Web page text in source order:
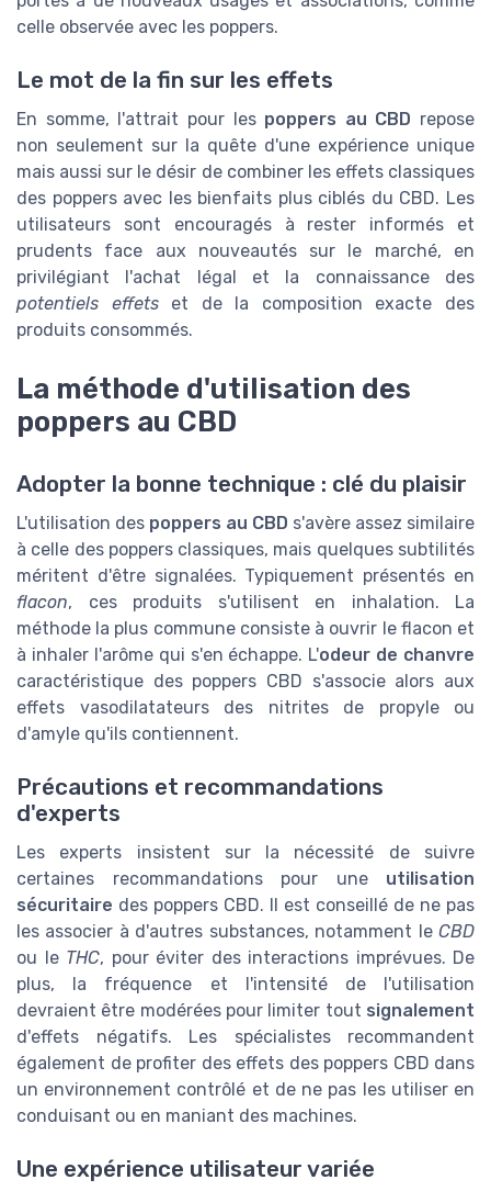
celle observée avec les poppers.
Le mot de la fin sur les effets
En somme, l'attrait pour les poppers au CBD repose
non seulement sur la quête d'une expérience unique
mais aussi sur le désir de combiner les effets classiques
des poppers avec les bienfaits plus ciblés du CBD. Les
utilisateurs sont encouragés à rester informés et
prudents face aux nouveautés sur le marché, en
privilégiant l'achat légal et la connaissance des
potentiels effetset de la composition exacte des
produits consommés.
La méthode d'utilisation des
poppers au CBD
Adopter la bonne technique : clé du plaisir
L'utilisation des poppers au CBD s'avère assez similaire
à celle des poppers classiques, mais quelques subtilités
méritent d'être signalées. Typiquement présentés en
flacon, ces produits s'utilisent en inhalation. La
méthode la plus commune consiste à ouvrir le flacon et
à inhaler l'arôme qui s'en échappe. L'odeur de chanvre
caractéristique des poppers CBD s'associe alors aux
effets vasodilatateurs des nitrites de propyle ou
d'amyle qu'ils contiennent.
Précautions et recommandations
d'experts
Les experts insistent sur la nécessité de suivre
certaines recommandations pour une utilisation
sécuritaire des poppers CBD. Il est conseillé de ne pas
les associer à d'autres substances, notamment le CBD
ou le THC, pour éviter des interactions imprévues. De
plus, la fréquence et l'intensité de l'utilisation
devraient être modérées pour limiter tout signalement
d'effets négatifs. Les spécialistes recommandent
également de profiter des effets des poppers CBD dans
un environnement contrôlé et de ne pas les utiliser en
conduisant ou en maniant des machines.
Une expérience utilisateur variée